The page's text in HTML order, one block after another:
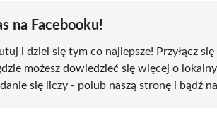
na Facebooku!
i dziel się tym co najlepsze! Przyłącz się
możesz dowiedzieć się więcej o
się liczy - polub naszą stronę i bądź